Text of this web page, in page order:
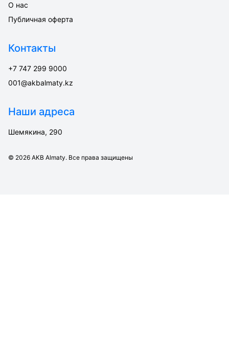
О нас
Публичная оферта
Контакты
+7 747 299 9000
001@akbalmaty.kz
Наши адреса
Шемякина, 290
© 2026 AKB Almaty. Все права защищены